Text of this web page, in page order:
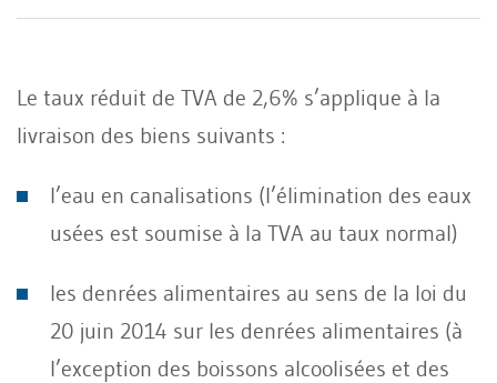
Le taux réduit de TVA de 2,6% s’applique à la
livraison des biens suivants :
l’eau en canalisations (l’élimination des eaux
usées est soumise à la TVA au taux normal)
les denrées alimentaires au sens de la loi du
20 juin 2014 sur les denrées alimentaires (à
l’exception des boissons alcoolisées et des